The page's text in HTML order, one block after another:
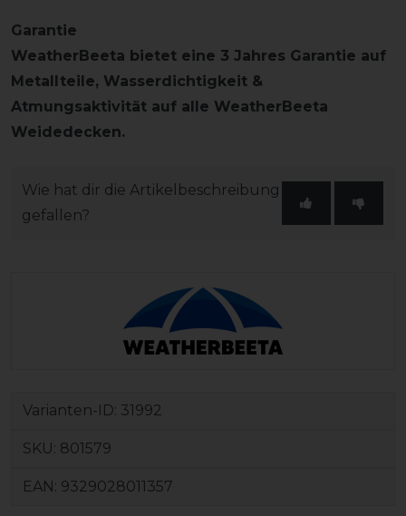
Garantie
WeatherBeeta bietet eine 3 Jahres Garantie auf
Metallteile, Wasserdichtigkeit &
Atmungsaktivität auf alle WeatherBeeta
Weidedecken.
Wie hat dir die Artikelbeschreibung
gefallen?
Varianten-ID: 31992
SKU: 801579
EAN: 9329028011357